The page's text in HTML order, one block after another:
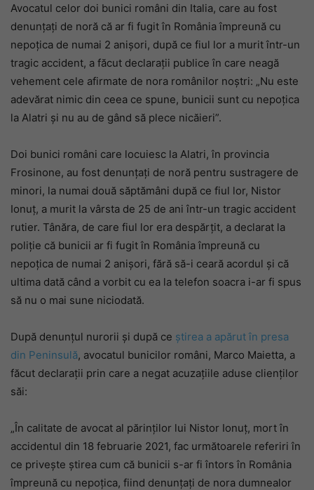
Avocatul celor doi bunici români din Italia, care au fost
denunțați de noră că ar fi fugit în România împreună cu
nepoțica de numai 2 anișori, după ce fiul lor a murit într-un
tragic accident, a făcut declarații publice în care neagă
vehement cele afirmate de nora românilor noștri: „Nu este
adevărat nimic din ceea ce spune, bunicii sunt cu nepoțica
la Alatri și nu au de gând să plece nicăieri”.
Doi bunici români care locuiesc la Alatri, în provincia
Frosinone, au fost denunțați de noră pentru sustragere de
minori, la numai două săptămâni după ce fiul lor, Nistor
Ionuț, a murit la vârsta de 25 de ani într-un tragic accident
rutier. Tânăra, de care fiul lor era despărțit, a declarat la
poliție că bunicii ar fi fugit în România împreună cu
nepoțica de numai 2 anișori, fără să-i ceară acordul și că
ultima dată când a vorbit cu ea la telefon soacra i-ar fi spus
să nu o mai sune niciodată.
După denunțul nurorii și după ce știrea a apărut în presa
din Peninsulă, avocatul bunicilor români, Marco Maietta, a
făcut declarații prin care a negat acuzațiile aduse clienților
săi:
„În calitate de avocat al părinților lui Nistor Ionuț, mort în
accidentul din 18 februarie 2021, fac următoarele referiri în
ce privește știrea cum că bunicii s-ar fi întors în România
împreună cu nepoțica, fiind denunțați de nora dumnealor